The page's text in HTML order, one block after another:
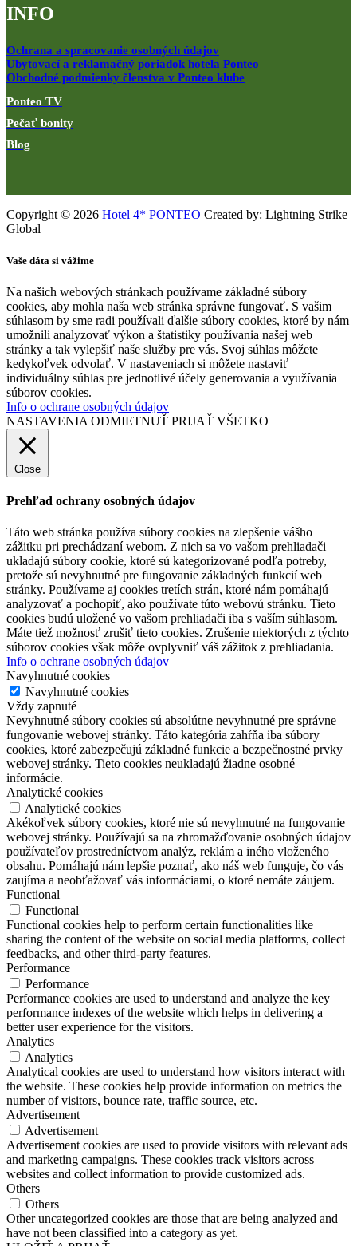
INFO
Ochrana a spracovanie osobných údajov
Ubytovací a reklamačný poriadok hotela Ponteo
Obchodné podmienky členstva v Ponteo klube
Ponteo TV
Pečať bonity
Blog
Copyright © 2026 Hotel 4* PONTEO Created by: Lightning Strike
Global
Vaše dáta si vážime
Na našich webových stránkach používame základné súbory
cookies, aby mohla naša web stránka správne fungovať. S vašim
súhlasom by sme radi používali ďalšie súbory cookies, ktoré by nám
umožnili analyzovať výkon a štatistiky používania našej web
stránky a tak vylepšiť naše služby pre vás. Svoj súhlas môžete
kedykoľvek odvolať. V nastaveniach si môžete nastaviť
individuálny súhlas pre jednotlivé účely generovania a využívania
súborov cookies.
Info o ochrane osobných údajov
NASTAVENIA ODMIETNUŤ PRIJAŤ VŠETKO
Close
Prehľad ochrany osobných údajov
Táto web stránka používa súbory cookies na zlepšenie vášho
zážitku pri prechádzaní webom. Z nich sa vo vašom prehliadači
ukladajú súbory cookie, ktoré sú kategorizované podľa potreby,
pretože sú nevyhnutné pre fungovanie základných funkcií web
stránky. Používame aj cookies tretích strán, ktoré nám pomáhajú
analyzovať a pochopiť, ako používate túto webovú stránku. Tieto
cookies budú uložené vo vašom prehliadači iba s vaším súhlasom.
Máte tiež možnosť zrušiť tieto cookies. Zrušenie niektorých z týchto
súborov cookies však môže ovplyvniť váš zážitok z prehliadania.
Info o ochrane osobných údajov
Navyhnutné cookies
Navyhnutné cookies
Vždy zapnuté
Nevyhnutné súbory cookies sú absolútne nevyhnutné pre správne
fungovanie webovej stránky. Táto kategória zahŕňa iba súbory
cookies, ktoré zabezpečujú základné funkcie a bezpečnostné prvky
webovej stránky. Tieto cookies neukladajú žiadne osobné
informácie.
Analytické cookies
Analytické cookies
Akékoľvek súbory cookies, ktoré nie sú nevyhnutné na fungovanie
webovej stránky. Používajú sa na zhromažďovanie osobných údajov
používateľov prostredníctvom analýz, reklám a iného vloženého
obsahu. Pomáhajú nám lepšie poznať, ako náš web funguje, čo vás
zaujíma a neobťažovať vás informáciami, o ktoré nemáte záujem.
Functional
Functional
Functional cookies help to perform certain functionalities like
sharing the content of the website on social media platforms, collect
feedbacks, and other third-party features.
Performance
Performance
Performance cookies are used to understand and analyze the key
performance indexes of the website which helps in delivering a
better user experience for the visitors.
Analytics
Analytics
Analytical cookies are used to understand how visitors interact with
the website. These cookies help provide information on metrics the
number of visitors, bounce rate, traffic source, etc.
Advertisement
Advertisement
Advertisement cookies are used to provide visitors with relevant ads
and marketing campaigns. These cookies track visitors across
websites and collect information to provide customized ads.
Others
Others
Other uncategorized cookies are those that are being analyzed and
have not been classified into a category as yet.